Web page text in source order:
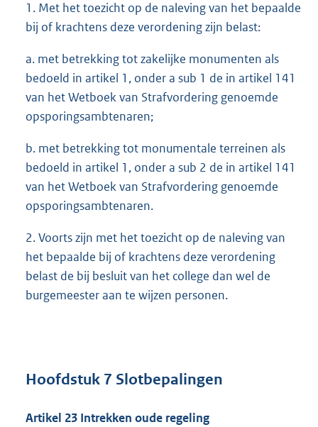
1. Met het toezicht op de naleving van het bepaalde
bij of krachtens deze verordening zijn belast:
a. met betrekking tot zakelijke monumenten als
bedoeld in artikel 1, onder a sub 1 de in artikel 141
van het Wetboek van Strafvordering genoemde
opsporingsambtenaren;
b. met betrekking tot monumentale terreinen als
bedoeld in artikel 1, onder a sub 2 de in artikel 141
van het Wetboek van Strafvordering genoemde
opsporingsambtenaren.
2. Voorts zijn met het toezicht op de naleving van
het bepaalde bij of krachtens deze verordening
belast de bij besluit van het college dan wel de
burgemeester aan te wijzen personen.
Hoofdstuk 7 Slotbepalingen
Artikel 23 Intrekken oude regeling